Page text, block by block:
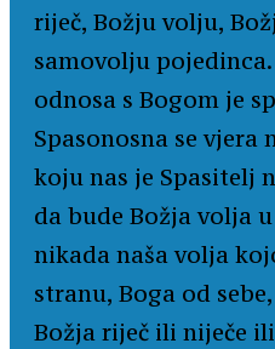
riječ, Božju volju,
samovolju
odnosa s Bogom je
Spasonosna se
koju nas je Spasitelj
da bude Božja volja
nikada naša volja
stranu, Boga od
Božja riječ ili niječe